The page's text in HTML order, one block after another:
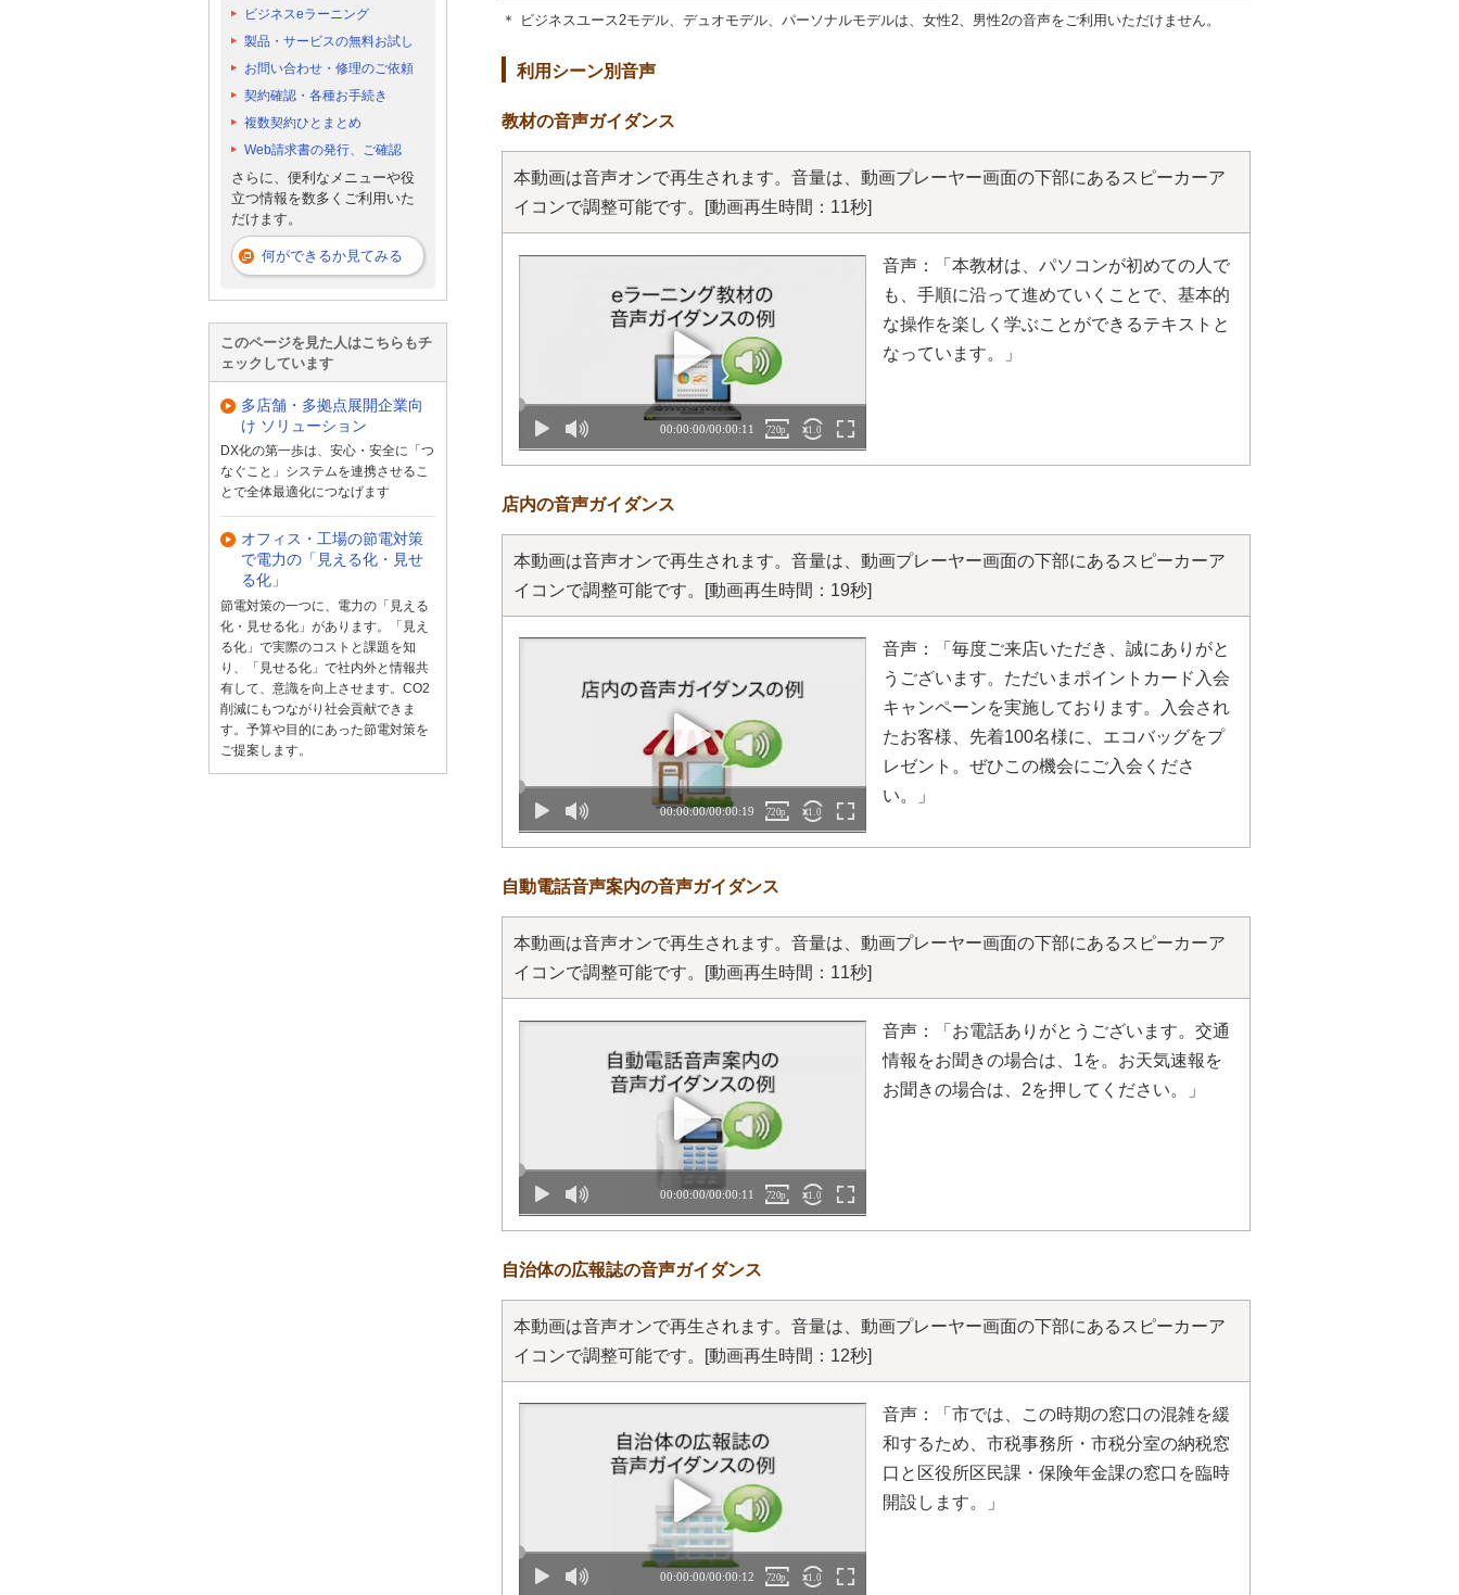
＊ ビジネスユース2モデル、デュオモデル、パーソナルモデルは、女性2、男性2の音声をご利用いただけません。
利用シーン別音声
教材の音声ガイダンス
本動画は音声オンで再生されます。音量は、動画プレーヤー画面の下部にあるスピーカーア
イコンで調整可能です。
[動画再生時間：11秒]
音声：「本教材は、パソコンが初めての人で
も、手順に沿って進めていくことで、基本的
な操作を楽しく学ぶことができるテキストと
なっています。」
店内の音声ガイダンス
本動画は音声オンで再生されます。音量は、動画プレーヤー画面の下部にあるスピーカーア
イコンで調整可能です。
[動画再生時間：19秒]
音声：「毎度ご来店いただき、誠にありがと
うございます。ただいまポイントカード入会
キャンペーンを実施しております。入会され
たお客様、先着100名様に、エコバッグをプ
レゼント。ぜひこの機会にご入会くださ
い。」
自動電話音声案内の音声ガイダンス
本動画は音声オンで再生されます。音量は、動画プレーヤー画面の下部にあるスピーカーア
イコンで調整可能です。
[動画再生時間：11秒]
音声：「お電話ありがとうございます。交通
情報をお聞きの場合は、1を。お天気速報を
お聞きの場合は、2を押してください。」
自治体の広報誌の音声ガイダンス
本動画は音声オンで再生されます。音量は、動画プレーヤー画面の下部にあるスピーカーア
イコンで調整可能です。
[動画再生時間：12秒]
音声：「市では、この時期の窓口の混雑を緩
和するため、市税事務所・市税分室の納税窓
口と区役所区民課・保険年金課の窓口を臨時
開設します。」
ビジネスeラーニング
製品・サービスの無料お試し
お問い合わせ・修理のご依頼
契約確認・各種お手続き
複数契約ひとまとめ
Web請求書の発行、ご確認
さらに、便利なメニューや役
立つ情報を数多くご利用いた
だけます。
何ができるか見てみる
このページを見た人はこちらもチ
ェックしています
多店舗・多拠点展開企業向
け ソリューション
DX化の第一歩は、安心・安全に「つ
なぐこと」システムを連携させるこ
とで全体最適化につなげます
オフィス・工場の節電対策
で電力の「見える化・見せ
る化」
節電対策の一つに、電力の「見える
化・見せる化」があります。「見え
る化」で実際のコストと課題を知
り、「見せる化」で社内外と情報共
有して、意識を向上させます。CO2
削減にもつながり社会貢献できま
す。予算や目的にあった節電対策を
ご提案します。